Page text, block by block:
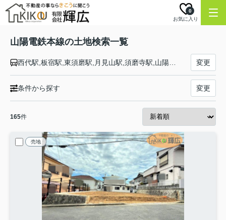
お気に入り
0
山陽電鉄本線の土地検索一覧
変更
条件から探す 変更
165件
売地